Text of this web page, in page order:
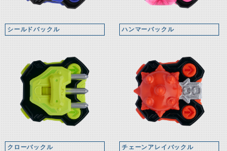
シールドバックル ハンマーバックル
クローバックル チェーンアレイバックル